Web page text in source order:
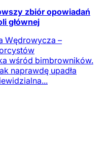
zbiór opowiadań
głównej
Wędrowycza –
wśród bimbrowników.
naprawdę upadła